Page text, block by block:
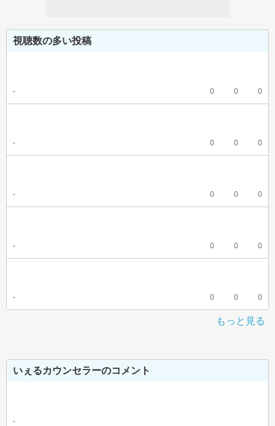
視聴数の多い投稿
- 0 0 0
- 0 0 0
- 0 0 0
- 0 0 0
- 0 0 0
もっと見る
いぇるカウンセラーのコメント
-